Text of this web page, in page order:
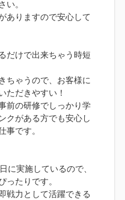
い。
ありますので安心して
だけで出来ちゃう時短
ちゃうので、お客様に
ただきやすい！
前の研修でしっかり学
クがある方でも安心し
事です。
に実施しているので、
ったりです。
戦力として活躍できる